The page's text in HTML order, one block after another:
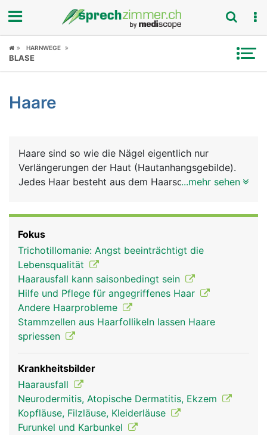
Fokus
Symptome
News
Rubriken
HARNWEGE
BLASE
Haare
Haare sind so wie die Nägel eigentlich nur
Verlängerungen der Haut (Hautanhangsgebilde).
Jedes Haar besteht aus dem Haarschaft und der
die feinste Haarbewegungen registrieren. Die
Haarwurzel bildet an ihrem unteren Ende eine
knollige Verdickung, die Haarzwiebel. Dort
befindet sich auch die gut durchblutete
Haarpapille, die das Haar mit Nährstoffen versorgt
und so zum Wachsen bringt. Zu jedem Haarfollikel
gehört ein kleiner Muskel, der das Haar bei Kälte
oder Stress aufrichtet ("Gänsehaut"). Die Körper-
und Kopfhaare dienen zum Schutz vor Kälte und
Sonneneinstrahlung. Die Augenbrauen und
Wimpern schützen die Augen vor äusseren
Einflüssen und die Nasenhaare fangen kleine
Partikel (z.B. Staub) ab, damit sie nicht eingeatmet
werden.
...mehr sehen
Fokus
Trichotillomanie: Angst beeinträchtigt die
Lebensqualität
Haarausfall kann saisonbedingt sein
Hilfe und Pflege für angegriffenes Haar
Andere Haarprobleme
Stammzellen aus Haarfollikeln lassen Haare
spriessen
Krankheitsbilder
Haarausfall
Neurodermitis, Atopische Dermatitis, Ekzem
Kopfläuse, Filzläuse, Kleiderläuse
Furunkel und Karbunkel